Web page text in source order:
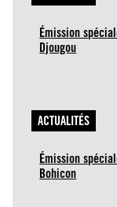
Émission
Djougou
ACTUALITÉS
Émission
Bohicon